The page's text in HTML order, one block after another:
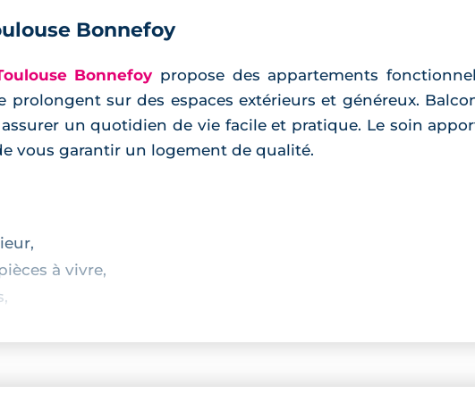
Bonnefoy
Bonnefoy propose des appartements
prolongent sur des espaces extérieurs et généreux.
un quotidien de vie facile et pratique. Le soin
vous garantir un logement de qualité.
à vivre,